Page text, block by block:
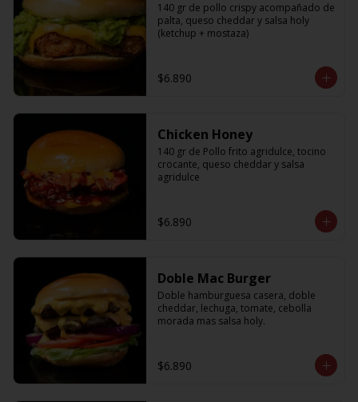
140 gr de pollo crispy acompañado de
palta, queso cheddar y salsa holy
(ketchup + mostaza)
$6.890
Chicken Honey
140 gr de Pollo frito agridulce, tocino
crocante, queso cheddar y salsa
agridulce
$6.890
Doble Mac Burger
Doble hamburguesa casera, doble
cheddar, lechuga, tomate, cebolla
morada mas salsa holy.
$6.890